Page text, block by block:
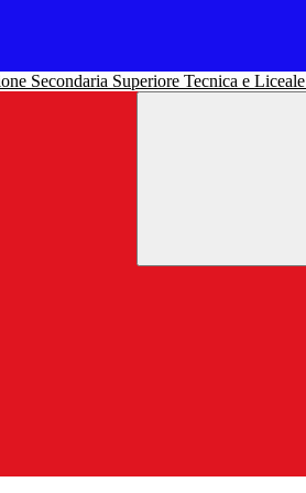
Secondaria Superiore Tecnica e Liceale